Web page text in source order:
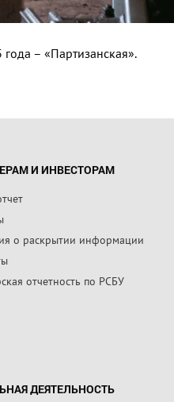
– «Партизанская».
И ИНВЕСТОРАМ
о раскрытии информации
отчетность по РСБУ
ДЕЯТЕЛЬНОСТЬ